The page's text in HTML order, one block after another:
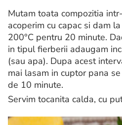
Mutam toata compozitia
acoperim cu capac si dam
200°C pentru 20 minute.
in tipul fierberii adaugam
(sau apa). Dupa acest
mai lasam in cuptor pana
de 10 minute.
Servim tocanita calda, cu